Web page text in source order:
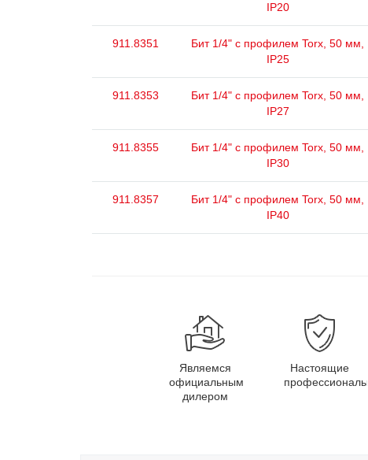
IP20
911.8351
Бит 1/4" с профилем Torx, 50 мм,
IP25
911.8353
Бит 1/4" с профилем Torx, 50 мм,
IP27
911.8355
Бит 1/4" с профилем Torx, 50 мм,
IP30
911.8357
Бит 1/4" с профилем Torx, 50 мм,
IP40
Являемся
официальным
дилером
Настоящие
профессионалы